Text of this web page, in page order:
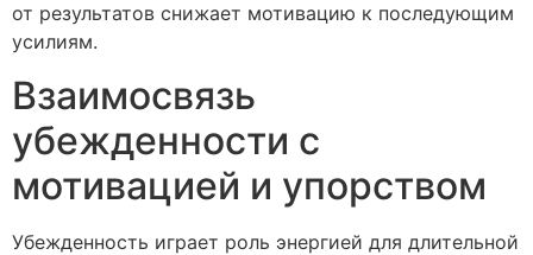
от результатов снижает мотивацию к последующим
усилиям.
Взаимосвязь
убежденности с
мотивацией и упорством
Убежденность играет роль энергией для длительной